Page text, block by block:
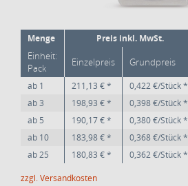
Menge Preis inkl. MwSt.
Einheit:
Pack
Einzelpreis Grundpreis
ab 1 211,13 € * 0,422 €/Stück *
ab3 198,93 € * 0,398 €/Stück *
ab 5 190,17 € * 0,380 €/Stück *
ab 10 183,98 € * 0,368 €/Stück *
ab25 180,83 € * 0,362 €/Stück *
zzgl. Versandkosten